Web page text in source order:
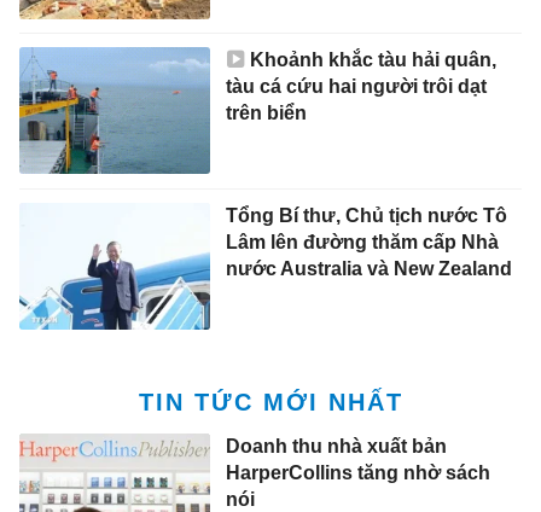
Khoảnh khắc tàu hải quân,
tàu cá cứu hai người trôi dạt
trên biển
Tổng Bí thư, Chủ tịch nước Tô
Lâm lên đường thăm cấp Nhà
nước Australia và New Zealand
TIN TỨC MỚI NHẤT
Doanh thu nhà xuất bản
HarperCollins tăng nhờ sách
nói